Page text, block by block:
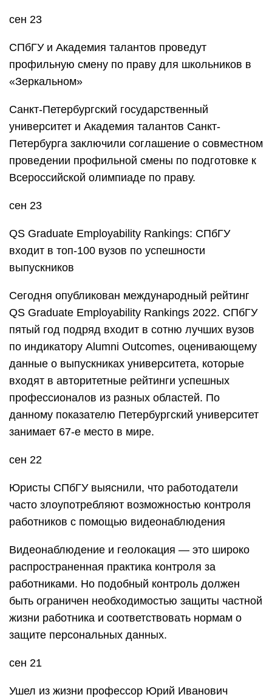
сен 23
СПбГУ и Академия талантов проведут
профильную смену по праву для школьников в
«Зеркальном»
Санкт-Петербургский государственный
университет и Академия талантов Санкт-
Петербурга заключили соглашение о совместном
проведении профильной смены по подготовке к
Всероссийской олимпиаде по праву.
сен 23
QS Graduate Employability Rankings: СПбГУ
входит в топ-100 вузов по успешности
выпускников
Сегодня опубликован международный рейтинг
QS Graduate Employability Rankings 2022. СПбГУ
пятый год подряд входит в сотню лучших вузов
по индикатору Alumni Outcomes, оценивающему
данные о выпускниках университета, которые
входят в авторитетные рейтинги успешных
профессионалов из разных областей. По
данному показателю Петербургский университет
занимает 67-е место в мире.
сен 22
Юристы СПбГУ выяснили, что работодатели
часто злоупотребляют возможностью контроля
работников с помощью видеонаблюдения
Видеонаблюдение и геолокация — это широко
распространенная практика контроля за
работниками. Но подобный контроль должен
быть ограничен необходимостью защиты частной
жизни работника и соответствовать нормам о
защите персональных данных.
сен 21
Ушел из жизни профессор Юрий Иванович